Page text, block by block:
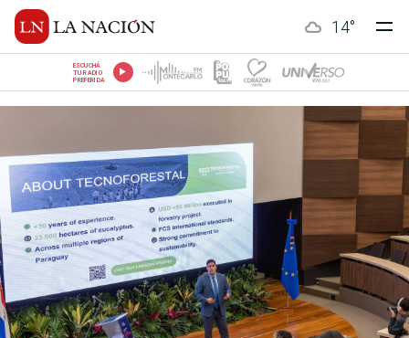
14°
ESCUCHÁ
TU RADIO
PREFERIDA